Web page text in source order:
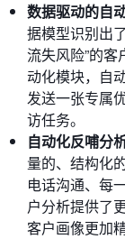
数据驱动的自
据模型识别出
流失风险”的
动化模块，自
发送一张专属
访任务。
自动化反哺分
量的、结构化
电话沟通、每
户分析提供了
客户画像更加精